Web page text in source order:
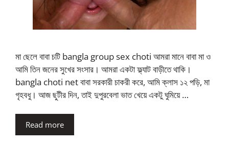
মা ছেলে বাবা চটি bangla group sex choti আমরা মানে বাবা মা ও
আমি তিন জনের সুখের সংসার। আমরা একটা ফ্ল্যাট বাড়ীতে থাকি।
bangla choti net বাবা সরকারী চাকরী করে, আমি ক্লাস ১২ পড়ি, মা
গৃহবধু। আজ ছুটীর দিন, তাই দুপুরবেলা ভাত খেয়ে একটু ঘুমিয়ে …
Read more